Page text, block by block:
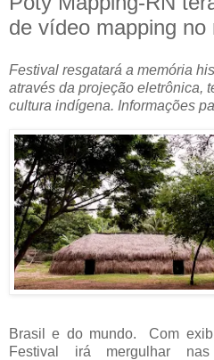
de vídeo mapping
Festival resgatará a memória
através da projeção eletrônica,
cultura indígena. Informações
Brasil e do mundo. Com
Festival irá mergulhar